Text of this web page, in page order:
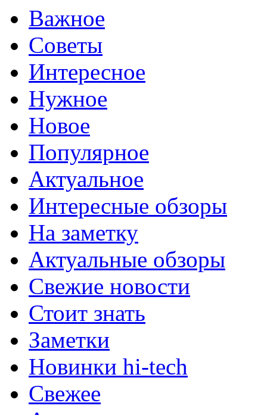
Важное
Советы
Интересное
Нужное
Новое
Популярное
Актуальное
Интересные обзоры
На заметку
Актуальные обзоры
Свежие новости
Стоит знать
Заметки
Новинки hi-tech
Свежее